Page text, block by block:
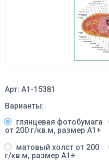
Арт: A1-15381
Варианты:
глянцевая фотобумага
от 200 г/кв.м, размер A1+
матовый холст от 200
г/кв.м, размер A1+